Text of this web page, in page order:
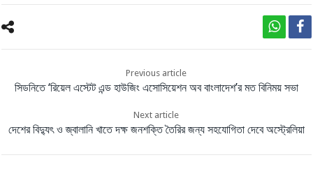
Previous article
সিডনিতে ‘রিয়েল এস্টেট এন্ড হাউজিং এসোসিয়েশন অব বাংলাদেশ’র মত বিনিময় সভা
Next article
দেশের বিদ্যুৎ ও জ্বালানি খাতে দক্ষ জনশক্তি তৈরির জন্য সহযোগিতা দেবে অস্ট্রেলিয়া